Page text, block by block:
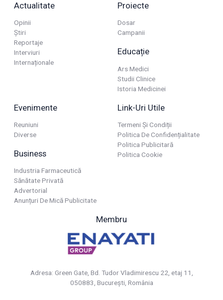
Actualitate
Opinii
Știri
Reportaje
Interviuri
Internaționale
Proiecte
Dosar
Campanii
Educație
Ars Medici
Studii Clinice
Istoria Medicinei
Evenimente
Reuniuni
Diverse
Business
Industria Farmaceutică
Sănătate Privată
Advertorial
Anunțuri De Mică Publicitate
Link-Uri Utile
Termeni Și Condiții
Politica De Confidențialitate
Politica Publicitară
Politica Cookie
Membru
Adresa: Green Gate, Bd. Tudor Vladimirescu 22, etaj 11,
050883, Bucureşti, România